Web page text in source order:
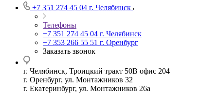
+7 351 274 45 04 г. Челябинск
Телефоны
+7 351 274 45 04 г. Челябинск
+7 353 266 55 51 г. Оренбург
Заказать звонок
г. Челябинск, Троицкий тракт 50В офис 204
г. Оренбург, ул. Монтажников 32
г. Екатеринбург, ул. Монтажников 26а